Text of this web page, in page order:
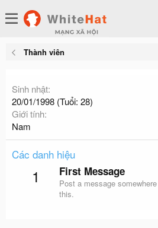
Thành viên
Sinh nhật
20/01/1998 (Tuổi: 28)
Giới tính
Nam
Các danh hiệu
1 First Message
Post a message
this.